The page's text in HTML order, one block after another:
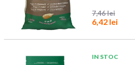
7,46 lei
6,42 lei
IN STOC